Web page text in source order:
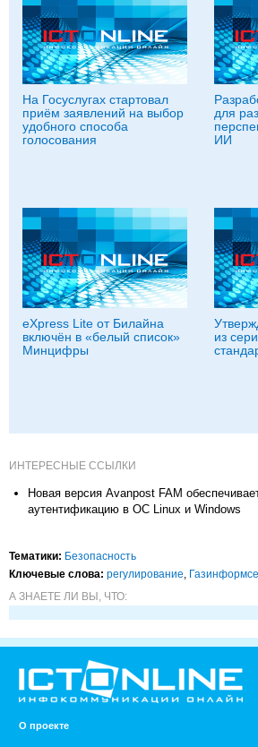
На Госуслугах стартовал
приём заявлений на выбор
удобного способа
голосования
для
ИИ
eXpress Lite от Билайна
включён в «белый список»
Минцифры
из
ИНТЕРЕСНЫЕ ССЫЛКИ
Новая версия Avanpost FAM
аутентификацию в ОС Linux и Windows
Тематики: Безопасность
Ключевые слова: регулирование,
А ЗНАЕТЕ ЛИ ВЫ, ЧТО:
О проекте